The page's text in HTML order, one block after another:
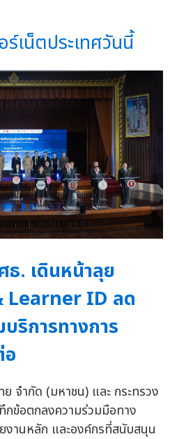
ร์เน็ตประเทศวันนี้
. เดินหน้าลุย
Learner ID ลด
ริการทางการ
จำกัด (มหาชน) และ กระทรวง
กข้อตกลงความร่วมมือทาง
านหลัก และองค์กรที่สนับสนุน